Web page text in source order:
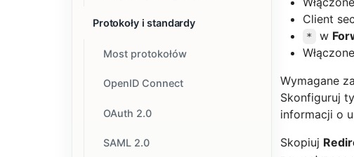
Protokoły i standardy
Most protokołów
OpenID Connect
OAuth 2.0
SAML 2.0
Client
* w
Wymagane
Skonfiguruj
informacji o
Skopiuj